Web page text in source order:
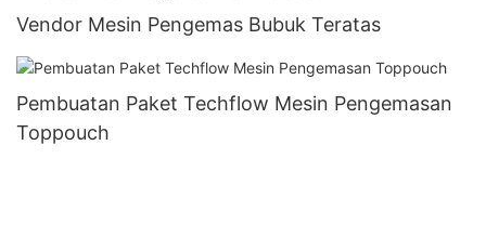
Vendor Mesin Pengemas Bubuk Teratas
Pembuatan Paket Techflow Mesin Pengemasan
Toppouch